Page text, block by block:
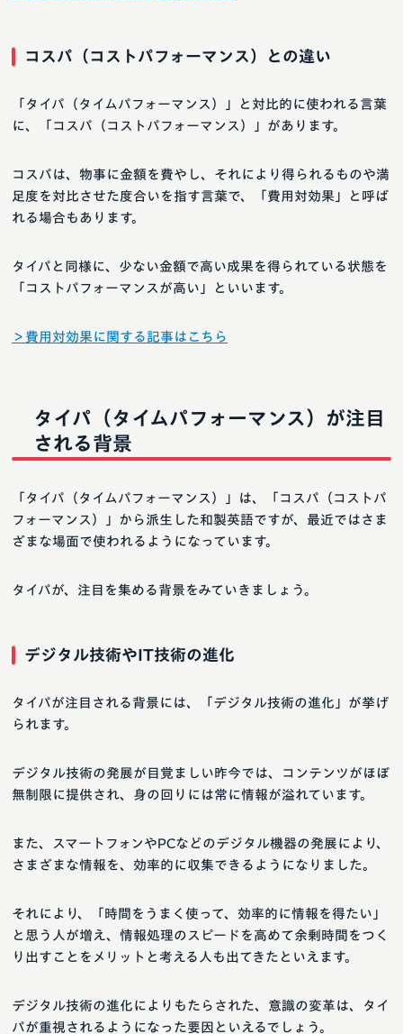
コスパ（コストパフォーマンス）との違い
「タイパ（タイムパフォーマンス）」と対比的に使われる言葉
に、「コスパ（コストパフォーマンス）」があります。
コスパは、物事に金額を費やし、それにより得られるものや満
足度を対比させた度合いを指す言葉で、「費用対効果」と呼ば
れる場合もあります。
タイパと同様に、少ない金額で高い成果を得られている状態を
「コストパフォーマンスが高い」といいます。
＞費用対効果に関する記事はこちら
タイパ（タイムパフォーマンス）が注目
される背景
「タイパ（タイムパフォーマンス）」は、「コスパ（コストパ
フォーマンス）」から派生した和製英語ですが、最近ではさま
ざまな場面で使われるようになっています。
タイパが、注目を集める背景をみていきましょう。
デジタル技術やIT技術の進化
タイパが注目される背景には、「デジタル技術の進化」が挙げ
られます。
デジタル技術の発展が目覚ましい昨今では、コンテンツがほぼ
無制限に提供され、身の回りには常に情報が溢れています。
また、スマートフォンやPCなどのデジタル機器の発展により、
さまざまな情報を、効率的に収集できるようになりました。
それにより、「時間をうまく使って、効率的に情報を得たい」
と思う人が増え、情報処理のスピードを高めて余剰時間をつく
り出すことをメリットと考える人も出てきたといえます。
デジタル技術の進化によりもたらされた、意識の変革は、タイ
パが重視されるようになった要因といえるでしょう。